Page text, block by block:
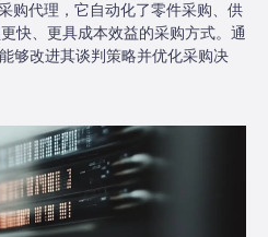
购代理，它自动化了零件采购、供
、更具成本效益的采购方式。通
够改进其谈判策略并优化采购决